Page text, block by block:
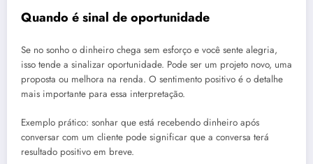
Quando é sinal de oportunidade
Se no sonho o dinheiro chega sem esforço e você sente alegria,
isso tende a sinalizar oportunidade. Pode ser um projeto novo, uma
proposta ou melhora na renda. O sentimento positivo é o detalhe
mais importante para essa interpretação.
Exemplo prático: sonhar que está recebendo dinheiro após
conversar com um cliente pode significar que a conversa terá
resultado positivo em breve.